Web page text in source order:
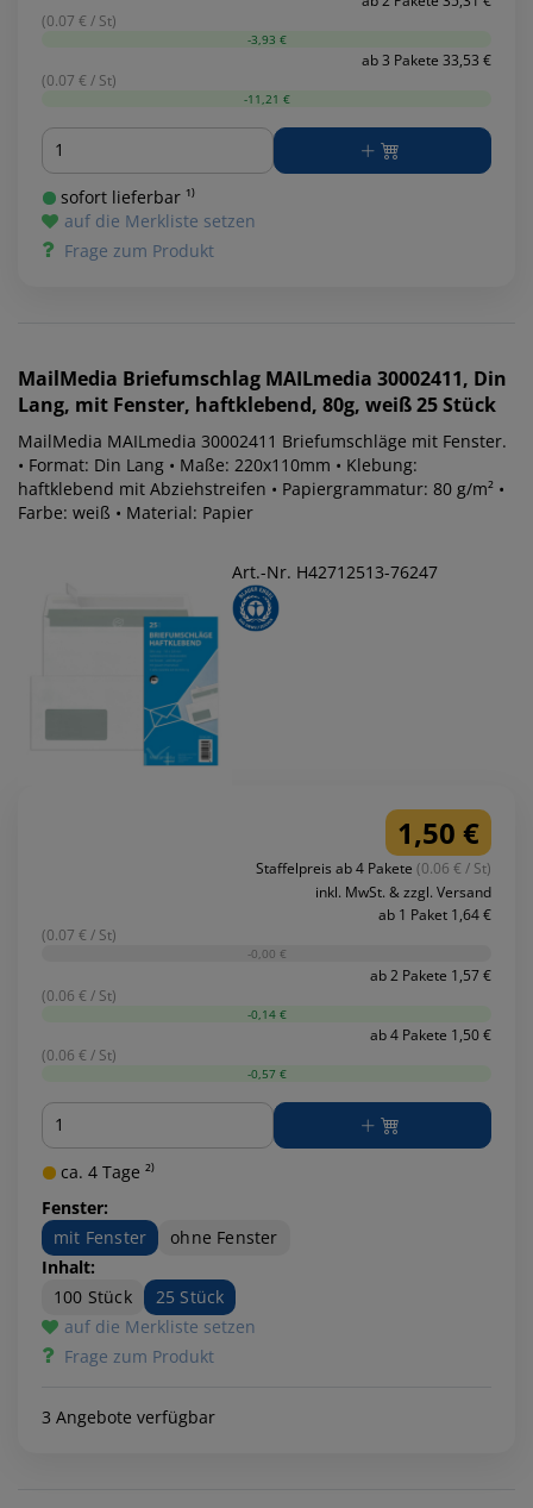
(0.07 € / St)
-3,93 €
ab 3 Pakete 33,53 €
(0.07 € / St)
-11,21 €
Menge
sofort lieferbar ¹⁾
auf die Merkliste setzen
Frage zum Produkt
MailMedia Briefumschlag MAILmedia 30002411, Din
Lang, mit Fenster, haftklebend, 80g, weiß 25 Stück
MailMedia MAILmedia 30002411 Briefumschläge mit Fenster.
• Format: Din Lang • Maße: 220x110mm • Klebung:
haftklebend mit Abziehstreifen • Papiergrammatur: 80 g/m² •
Farbe: weiß • Material: Papier
Art.-Nr. H42712513-76247
1,50 €
Staffelpreis ab 4 Pakete (0.06 € / St)
inkl. MwSt. & zzgl. Versand
ab 1 Paket 1,64 €
(0.07 € / St)
-0,00 €
ab 2 Pakete 1,57 €
(0.06 € / St)
-0,14 €
ab 4 Pakete 1,50 €
(0.06 € / St)
-0,57 €
Menge
ca. 4 Tage ²⁾
Fenster:
mit Fenster
ohne Fenster
Inhalt:
100 Stück
25 Stück
auf die Merkliste setzen
Frage zum Produkt
3 Angebote verfügbar